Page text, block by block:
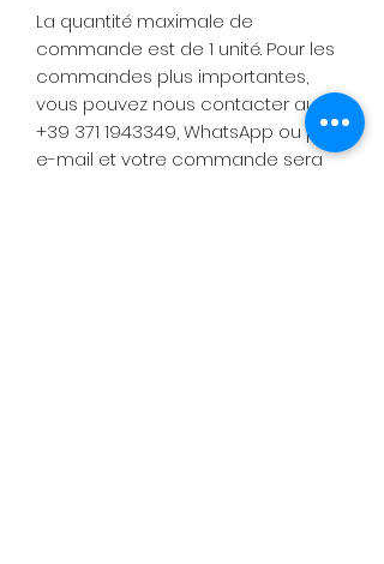
La quantité maximale de
commande est de 1 unité. Pour les
commandes plus importantes,
vous pouvez nous contacter au
+39 371 1943349, WhatsApp ou par
e-mail et votre commande sera